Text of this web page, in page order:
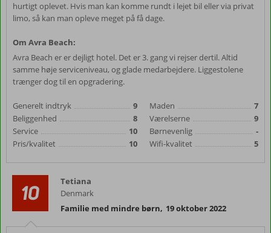
hurtigt oplevet. Hvis man kan komme rundt i lejet bil eller via privat
limo, så kan man opleve meget på få dage.
Om Avra Beach:
Avra Beach er er dejligt hotel. Det er 3. gang vi rejser dertil. Altid
samme høje serviceniveau, og glade medarbejdere. Liggestolene
trænger dog til en opgradering.
Generelt indtryk
9
Beliggenhed
8
Service
10
Pris/kvalitet
10
Maden
7
Værelserne
9
Børnevenlig
-
Wifi-kvalitet
5
10
Tetiana
Denmark
Familie med mindre børn, 19 oktober 2022